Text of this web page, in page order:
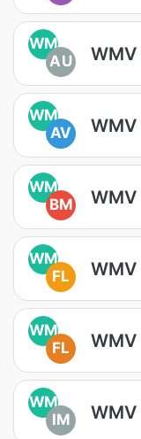
WM
AU
WMV
WM
AV
WMV
WM
BM
WMV
WM
FL
WMV
WM
FL
WMV
WM
IM
WMV